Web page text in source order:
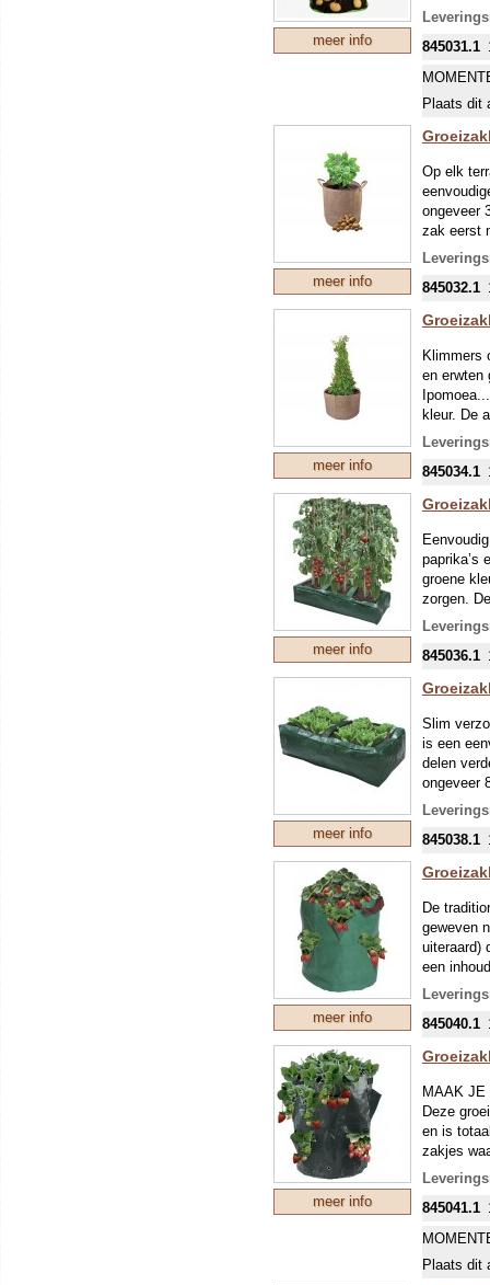
meer info
met 15
Elke
onder de
oogsten
845031.1
Plaats dit
meer info
Op elk
ongeveer
zak eerst
boven
Na
845032.1
meer info
Klimmers
en erwten
kleur. De
veel! Vul
845034.1
meer info
paprika’s
groene
zorgen.
goede
845036.1
meer info
Slim
is een
delen
ongeveer
zak eerst
845038.1
meer info
De
geweven
uiteraard)
een
drainage,
stevige
845040.1
meer info
MAAK JE
Deze
en is
zakjes
plantjes
845041.1
Plaats dit